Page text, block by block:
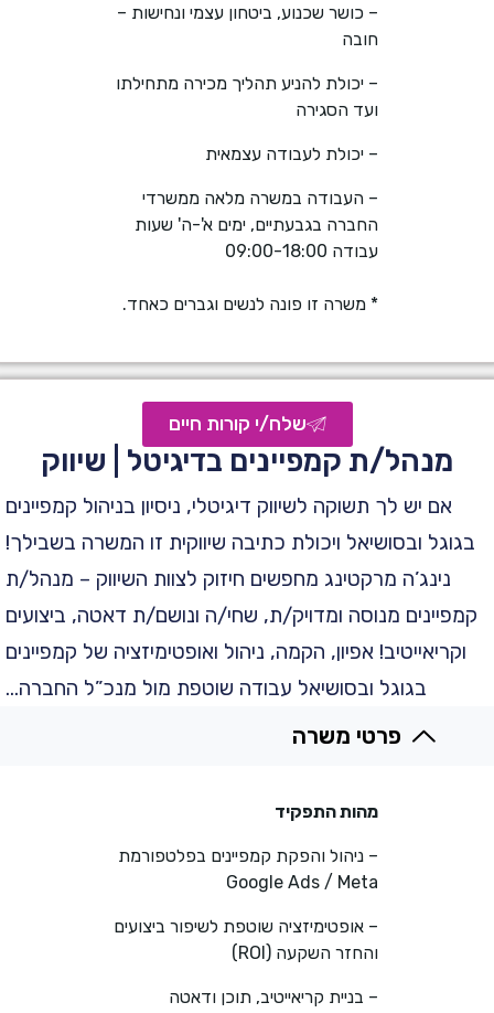
– כושר שכנוע, ביטחון עצמי ונחישות –
חובה
– יכולת להניע תהליך מכירה מתחילתו
ועד הסגירה
– יכולת לעבודה עצמאית
– העבודה במשרה מלאה ממשרדי
החברה בגבעתיים, ימים א'-ה' שעות
עבודה 09:00-18:00
* משרה זו פונה לנשים וגברים כאחד.
מנהל/ת קמפיינים בדיגיטל | שיווק
שלח/י קורות חיים
אם יש לך תשוקה לשיווק דיגיטלי, ניסיון בניהול קמפיינים
בגוגל ובסושיאל ויכולת כתיבה שיווקית זו המשרה בשבילך!
נינג’ה מרקטינג מחפשים חיזוק לצוות השיווק – מנהל/ת
קמפיינים מנוסה ומדויק/ת, שחי/ה ונושם/ת דאטה, ביצועים
וקריאייטיב! אפיון, הקמה, ניהול ואופטימיזציה של קמפיינים
בגוגל ובסושיאל עבודה שוטפת מול מנכ”ל החברה…
פרטי משרה
מהות התפקיד
– ניהול והפקת קמפיינים בפלטפורמת
Google Ads / Meta
– אופטימיזציה שוטפת לשיפור ביצועים
והחזר השקעה (ROI)
– בניית קריאייטיב, תוכן ודאטה